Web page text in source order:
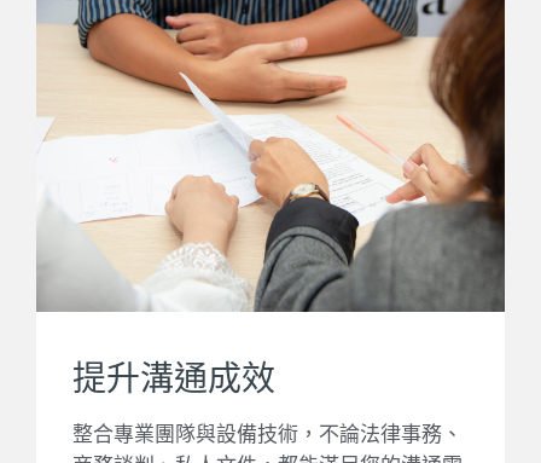
提升溝通成效
整合專業團隊與設備技術，不論法律事務、